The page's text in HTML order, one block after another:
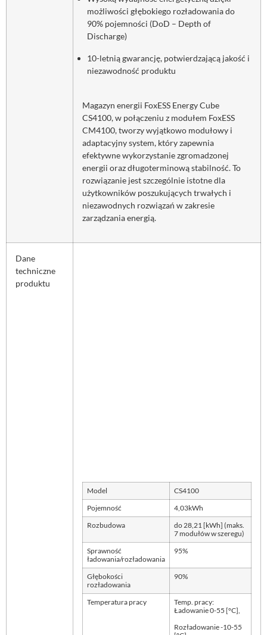
możliwości głębokiego rozładowania do
90% pojemności (DoD – Depth of
Discharge)
10-letnią gwarancję, potwierdzającą jakość i
niezawodność produktu
Magazyn energii FoxESS Energy Cube
CS4100, w połączeniu z modułem FoxESS
CM4100, tworzy wyjątkowo modułowy i
adaptacyjny system, który zapewnia
efektywne wykorzystanie zgromadzonej
energii oraz długoterminową stabilność. To
rozwiązanie jest szczególnie istotne dla
użytkowników poszukujących trwałych i
niezawodnych rozwiązań w zakresie
zarządzania energią.
Dane
techniczne
produktu
Model CS4100
Pojemność 4,03kWh
Rozbudowa
do 28,21 [kWh] (maks.
7 modułów w szeregu)
Sprawność
ładowania/rozładowania
95%
Głębokości
rozładowania
90%
Temperatura pracy
Temp. pracy:
Ładowanie 0-55 [°C],
Rozładowanie -10-55